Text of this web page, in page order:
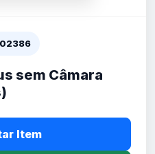
sem Câmara
Item